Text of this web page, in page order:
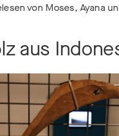
von Moses, Ayana
aus